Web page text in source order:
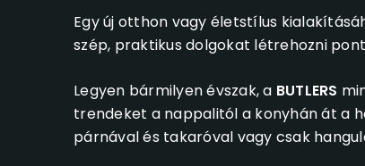
Egy új otthon vagy életstílus
szép, praktikus dolgokat létrehozni
Legyen bármilyen évszak, a BUTLERS
trendeket a nappalitól a konyhán át a
párnával és takaróval vagy csak